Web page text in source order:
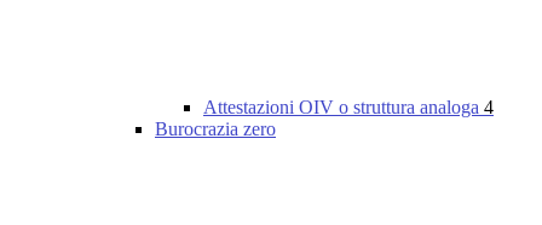
Attestazioni OIV o struttura analoga 4
Burocrazia zero